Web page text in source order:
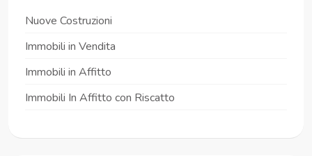
Nuove Costruzioni
Immobili in Vendita
Immobili in Affitto
Immobili In Affitto con Riscatto